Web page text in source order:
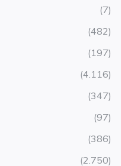
(7)
(482)
(197)
(4.116)
(347)
(97)
(386)
(2.750)